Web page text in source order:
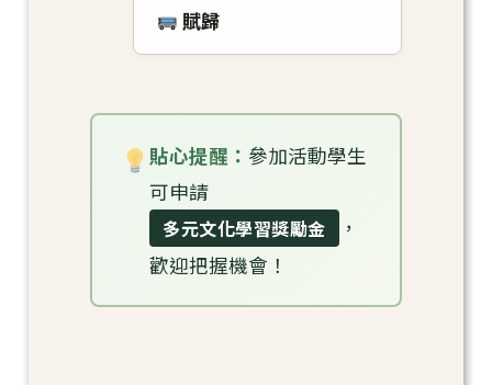
賦歸
貼心提醒： 參加活動學生
可申請
多元文化學習獎勵金
，
歡迎把握機會！